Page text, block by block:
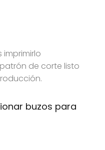
de corte listo
buzos para